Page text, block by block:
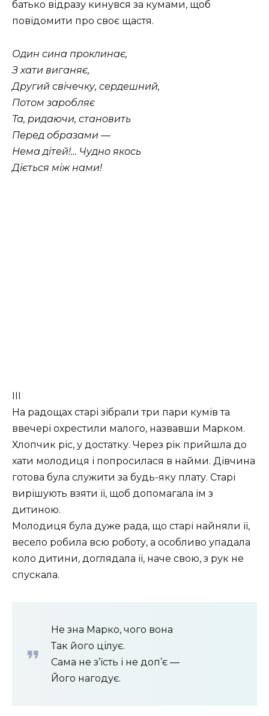
батько відразу кинувся за кумами, щоб
повідомити про своє щастя.
Один сина проклинає,
З хати виганяє,
Другий свічечку, сердешний,
Потом заробляє
Та, ридаючи, становить
Перед образами —
Нема дітей!… Чудно якось
Діється між нами!
На радощах старі зібрали три пари кумів та
ввечері охрестили малого, назвавши Марком.
Хлопчик ріс, у достатку. Через рік прийшла до
хати молодиця і попросилася в найми. Дівчина
готова була служити за будь-яку плату. Старі
вирішують взяти її, щоб допомагала їм з
дитиною.
Молодиця була дуже рада, що старі найняли її,
весело робила всю роботу, а особливо упадала
коло дитини, доглядала її, наче свою, з рук не
спускала.
Не зна Марко, чого вона
Так його цілує.
Сама не з’їсть і не доп’є —
Його нагодує.